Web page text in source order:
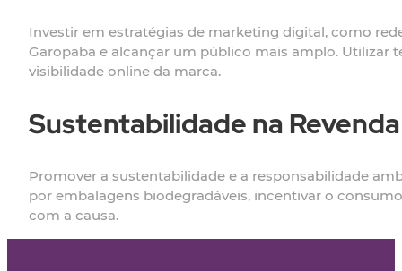
Investir em estratégias de marketing digital, como
Garopaba e alcançar um público mais amplo. Utilizar
visibilidade online da marca.
Sustentabilidade na
Promover a sustentabilidade e a responsabilidade
por embalagens biodegradáveis, incentivar o
com a causa.